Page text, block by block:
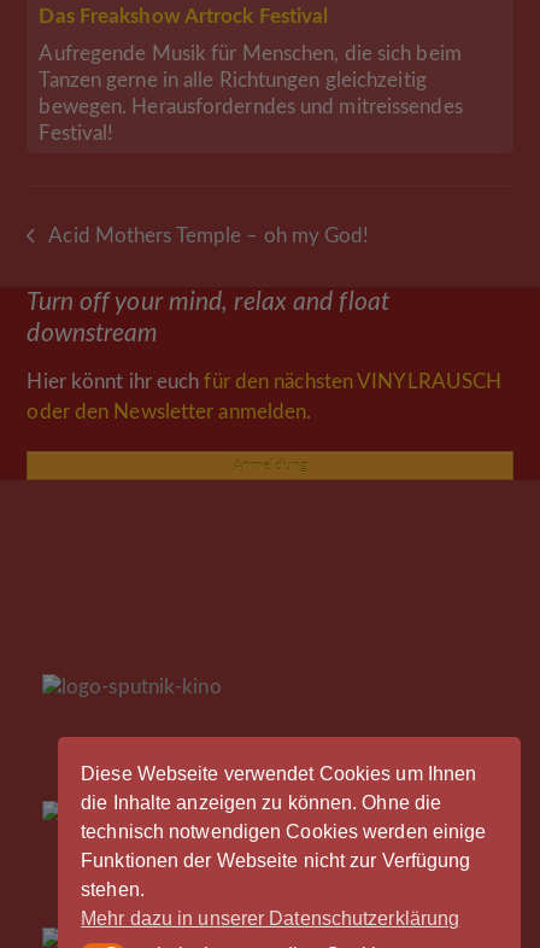
Diese Webseite verwendet Cookies um Ihnen
die Inhalte anzeigen zu können. Ohne die
technisch notwendigen Cookies werden einige
Funktionen der Webseite nicht zur Verfügung
stehen.
Mehr dazu in unserer Datenschutzerklärung
Das Freakshow Artrock Festival
Aufregende Musik für Menschen, die sich beim
Tanzen gerne in alle Richtungen gleichzeitig
bewegen. Herausforderndes und mitreissendes
Festival!
vorheriger
Acid Mothers Temple – oh my God!
Turn off your mind, relax and float
downstream
Hier könnt ihr euchfür den nächsten VINYLRAUSCH
oder den Newsletter anmelden.
Anmeldung